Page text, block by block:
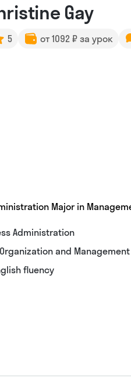
Gay
5 от 1092 ₽ за урок
Major in
Administration
and Management
fluency